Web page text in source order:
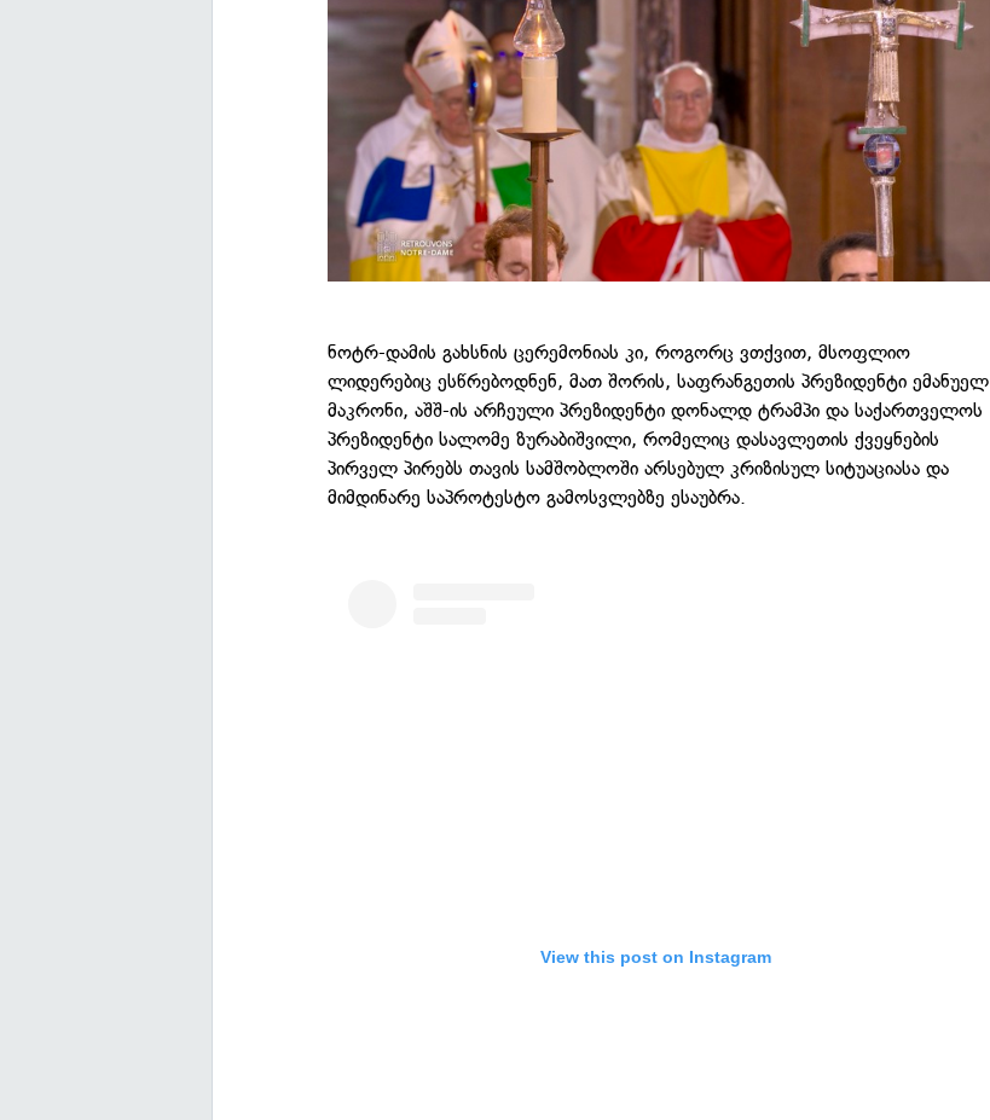
ნოტრ-დამის გახსნის ცერემონიას კი, როგორც ვთქვით, მსოფლიო
ლიდერებიც ესწრებოდნენ, მათ შორის, საფრანგეთის პრეზიდენტი ემანუელ
მაკრონი, აშშ-ის არჩეული პრეზიდენტი დონალდ ტრამპი და საქართველოს
პრეზიდენტი სალომე ზურაბიშვილი, რომელიც დასავლეთის ქვეყნების
პირველ პირებს თავის სამშობლოში არსებულ კრიზისულ სიტუაციასა და
მიმდინარე საპროტესტო გამოსვლებზე ესაუბრა.
View this post on Instagram